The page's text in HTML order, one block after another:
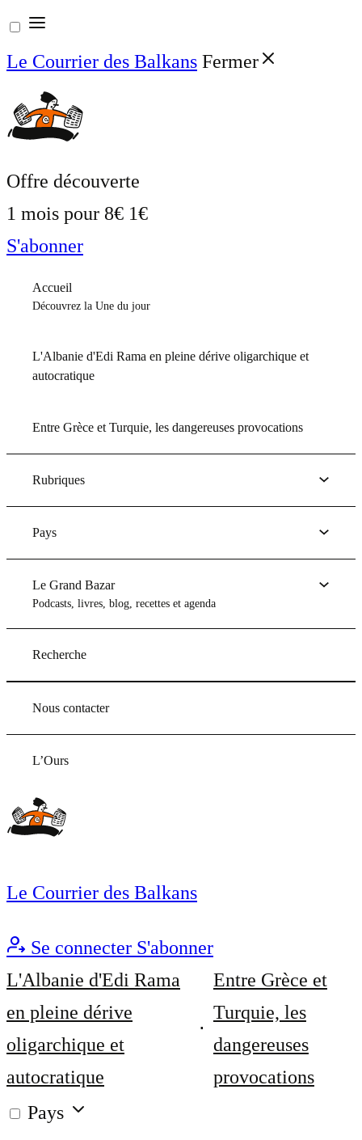
Aller
au
contenu
Le Courrier des Balkans Fermer
Offre découverte
1 mois pour 8€ 1€
S'abonner
Accueil
Découvrez la Une du jour
L'Albanie d'Edi Rama en pleine dérive oligarchique et
autocratique
Entre Grèce et Turquie, les dangereuses provocations
Rubriques
Pays
Le Grand Bazar
Podcasts, livres, blog, recettes et agenda
Recherche
Nous contacter
L’Ours
Le Courrier des Balkans
Se connecter S'abonner
L'Albanie d'Edi Rama
en pleine dérive
oligarchique et
autocratique
Entre Grèce et
Turquie, les
dangereuses
provocations
Pays